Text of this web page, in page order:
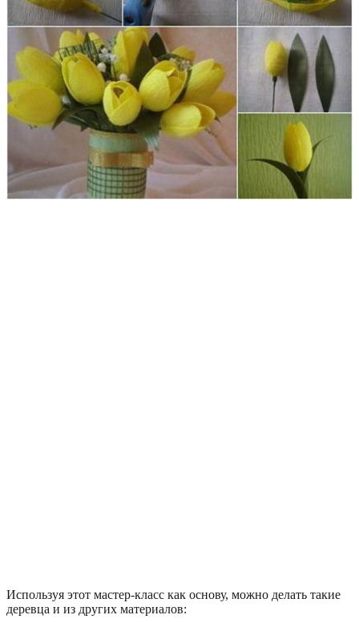
Используя этот мастер-класс как основу, можно делать такие
деревца и из других материалов: